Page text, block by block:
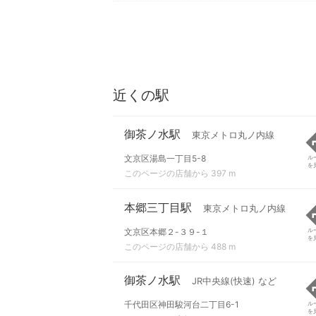
近くの駅
御茶ノ水駅 東京メトロ丸ノ内線
文京区湯島一丁目5-8
このページの店舗から 397 m
ル
を
本郷三丁目駅 東京メトロ丸ノ内線
文京区本郷２-３９-１
このページの店舗から 488 m
ル
を
御茶ノ水駅 JR中央線(快速) など
千代田区神田駿河台二丁目6-1
ル
を